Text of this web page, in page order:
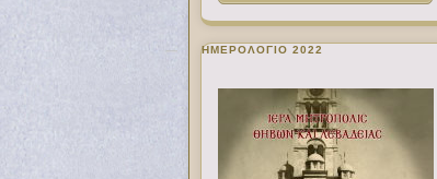
ΗΜΕΡΟΛΟΓΙΟ 2022